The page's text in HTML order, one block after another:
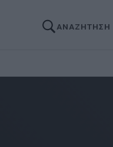
ΑΝΑΖΗΤΗΣΗ